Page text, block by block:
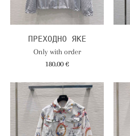
ПРЕХОДНО ЯКЕ
Only with order
180.00 €